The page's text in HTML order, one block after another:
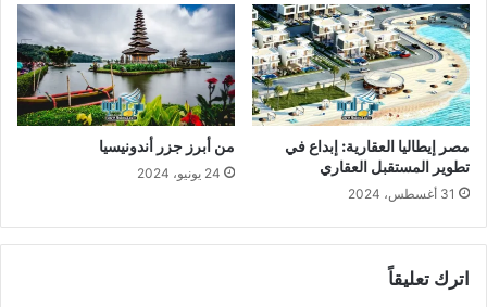
مصر إيطاليا العقارية: إبداع في
تطوير المستقبل العقاري
31 أغسطس، 2024
من أبرز جزر أندونيسيا
24 يونيو، 2024
اترك تعليقاً